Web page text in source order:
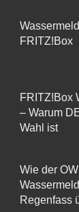
FRITZ!Box
FRITZ!Box
– Warum
Wahl ist
Wie der
Regenfass